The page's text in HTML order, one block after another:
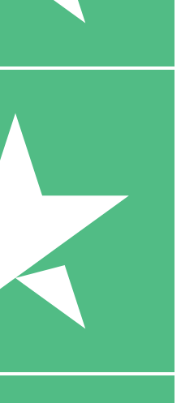
20 00